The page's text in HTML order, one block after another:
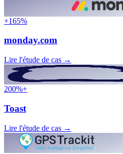
+165%
monday.com
Lire l'étude de cas →
200%+
Toast
Lire l'étude de cas →